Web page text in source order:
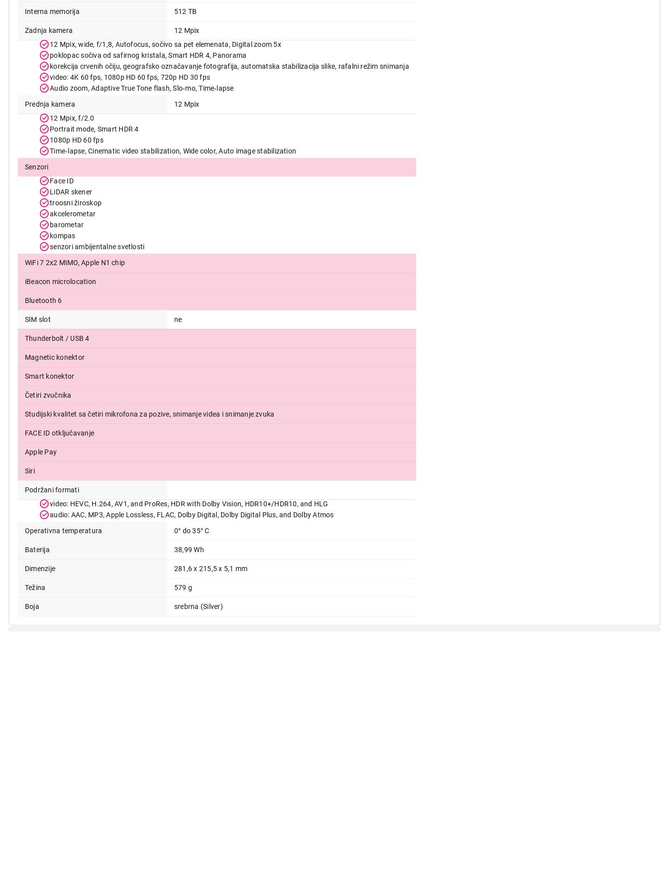
Interna memorija 512 TB
Zadnja kamera
12 Mpix
12 Mpix, wide, f/1,8, Autofocus, sočivo sa pet elemenata, Digital zoom 5x
poklopac sočiva od safirnog kristala, Smart HDR 4, Panorama
korekcija crvenih očiju, geografsko označavanje fotografija, automatska stabilizacija slike, rafalni režim snimanja
video: 4K 60 fps, 1080p HD 60 fps, 720p HD 30 fps
Audio zoom, Adaptive True Tone flash, Slo‑mo, Time‑lapse
Prednja kamera
12 Mpix
12 Mpix, f/2.0
Portrait mode, Smart HDR 4
1080p HD 60 fps
Time‑lapse, Cinematic video stabilization, Wide color, Auto image stabilization
Senzori
Face ID
LiDAR skener
troosni žiroskop
akcelerometar
barometar
kompas
senzori ambijentalne svetlosti
WiFi 7 2x2 MIMO, Apple N1 chip
iBeacon microlocation
Bluetooth 6
SIM slot ne
Thunderbolt / USB 4
Magnetic konektor
Smart konektor
Četiri zvučnika
Studijski kvalitet sa četiri mikrofona za pozive, snimanje videa i snimanje zvuka
FACE ID otključavanje
Apple Pay
Siri
Podržani formati
video: HEVC, H.264, AV1, and ProRes, HDR with Dolby Vision, HDR10+/HDR10, and HLG
audio: AAC, MP3, Apple Lossless, FLAC, Dolby Digital, Dolby Digital Plus, and Dolby Atmos
Operativna temperatura
0° do 35° C
Baterija 38,99 Wh
Dimenzije 281,6 x 215,5 x 5,1 mm
Težina 579 g
Boja srebrna (Silver)